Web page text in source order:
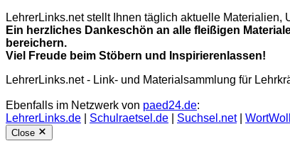
LehrerLinks.net stellt Ihnen täglich aktuelle
Ein herzliches Dankeschön an alle fleißigen
bereichern.
Viel Freude beim Stöbern und Inspirierenlassen!
LehrerLinks.net - Link- und Materialsammlung für
Ebenfalls im Netzwerk von paed24.de:
LehrerLinks.de
Schulraetsel.de Suchsel.net|
Close